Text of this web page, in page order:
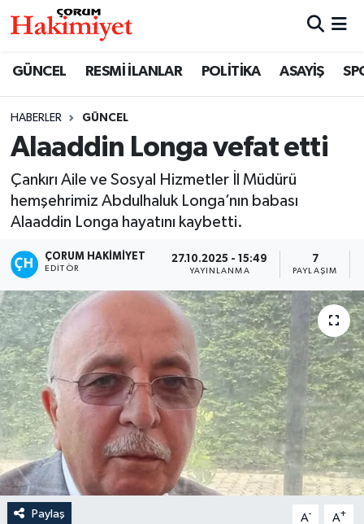
GÜNCEL RESMİ İLANLAR POLİTİKA ASAYİŞ
HABERLER GÜNCEL
Alaaddin Longa vefat etti
Çankırı Aile ve Sosyal Hizmetler İl Müdürü
hemşehrimiz Abdulhaluk Longa’nın babası
Alaaddin Longa hayatını kaybetti.
ÇORUM HAKIMIYET
EDITÖR
27.10.2025 - 15:49
YAYINLANMA
7
PAYLAŞIM
Paylaş A- A+
SAĞLIK
ASAYİŞ
EKONOMİ
GÜNCEL
AKTÜEL
EĞİTİM
İLÇELER
OTOPARK
TEKNOLOJİ
Nöbetçi Eczaneler
Çorum Namaz Vakitleri
Trafik Durumu
Süper Lig Puan Durumu ve Fikstür
Tüm Manşetler
Son Dakika Haberleri
Haber Arşivi